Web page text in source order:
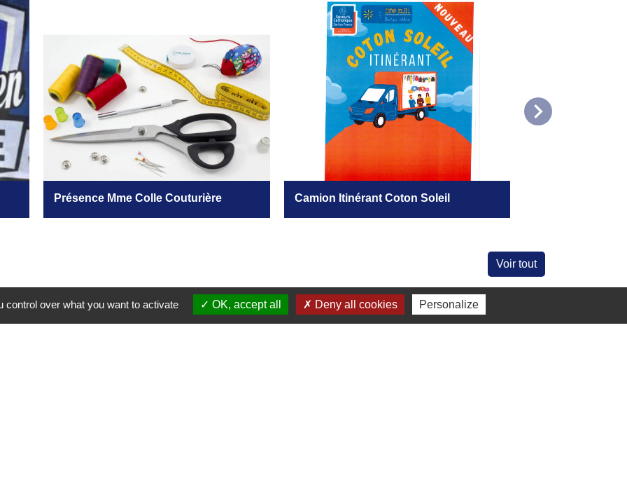
Présence Mme Colle Couturière Camion Itinérant Coton Soleil
chevron_right
Voir tout
Contacts
over what you want to activate OK, accept all Deny all cookies Personalize